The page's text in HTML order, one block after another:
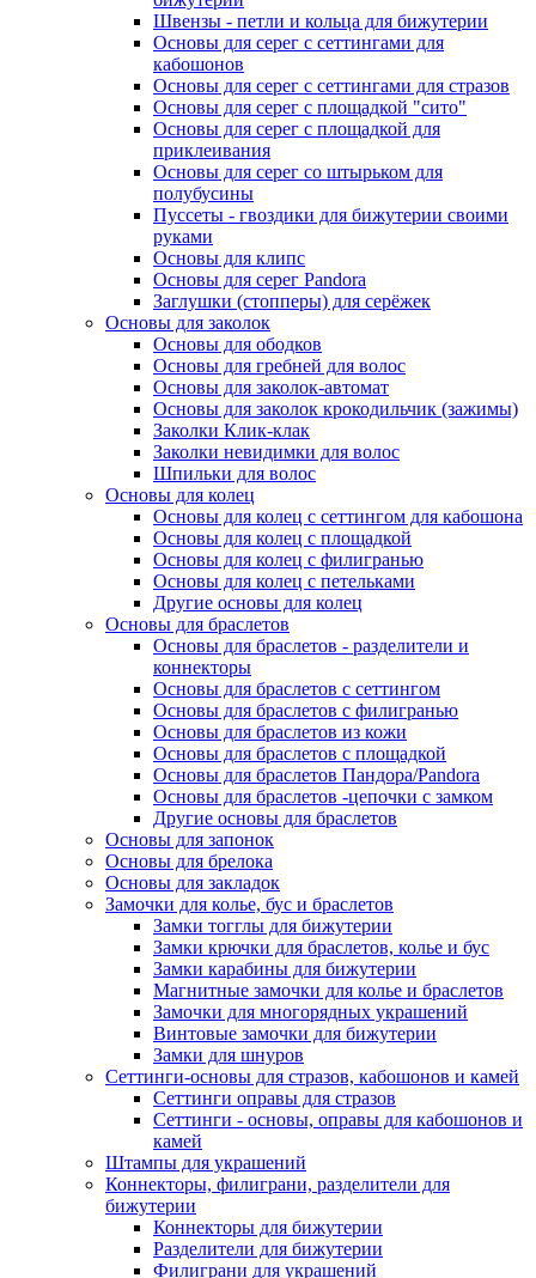
Швензы - петли и кольца для бижутерии
Основы для серег с сеттингами для
кабошонов
Основы для серег с сеттингами для стразов
Основы для серег с площадкой "сито"
Основы для серег с площадкой для
приклеивания
Основы для серег со штырьком для
полубусины
Пуссеты - гвоздики для бижутерии своими
руками
Основы для клипс
Основы для серег Pandora
Заглушки (стопперы) для серёжек
Основы для заколок
Основы для ободков
Основы для гребней для волос
Основы для заколок-автомат
Основы для заколок крокодильчик (зажимы)
Заколки Клик-клак
Заколки невидимки для волос
Шпильки для волос
Основы для колец
Основы для колец с сеттингом для кабошона
Основы для колец с площадкой
Основы для колец с филигранью
Основы для колец с петельками
Другие основы для колец
Основы для браслетов
Основы для браслетов - разделители и
коннекторы
Основы для браслетов с сеттингом
Основы для браслетов с филигранью
Основы для браслетов из кожи
Основы для браслетов с площадкой
Основы для браслетов Пандора/Pandora
Основы для браслетов -цепочки с замком
Другие основы для браслетов
Основы для запонок
Основы для брелока
Основы для закладок
Замочки для колье, бус и браслетов
Замки тогглы для бижутерии
Замки крючки для браслетов, колье и бус
Замки карабины для бижутерии
Магнитные замочки для колье и браслетов
Замочки для многорядных украшений
Винтовые замочки для бижутерии
Замки для шнуров
Сеттинги-основы для стразов, кабошонов и камей
Сеттинги оправы для стразов
Сеттинги - основы, оправы для кабошонов и
камей
Штампы для украшений
Коннекторы, филиграни, разделители для
бижутерии
Коннекторы для бижутерии
Разделители для бижутерии
Филиграни для украшений